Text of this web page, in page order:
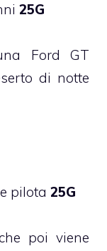
25G
Ford GT
di notte
pilota 25G
poi viene